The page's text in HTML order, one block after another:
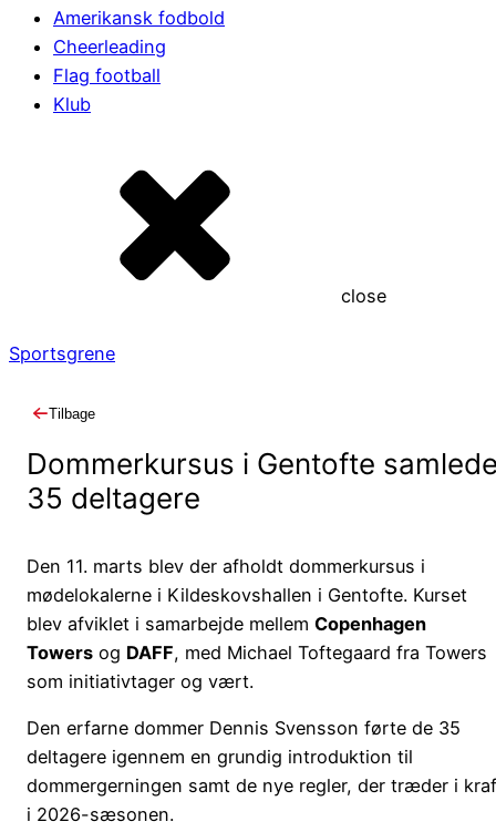
Amerikansk fodbold
Cheerleading
Flag football
Klub
close
Sportsgrene
Tilbage
Dommerkursus i Gentofte
35 deltagere
Den 11. marts blev der afholdt dommerkursus i
mødelokalerne i Kildeskovshallen i Gentofte. Kurset
blev afviklet i samarbejde mellemCopenhagen
Towers og DAFF, med Michael Toftegaard fra Towers
som initiativtager og vært.
Den erfarne dommer Dennis Svensson førte de 35
deltagere igennem en grundig introduktion til
dommergerningen samt de nye regler, der træder i
i 2026-sæsonen.